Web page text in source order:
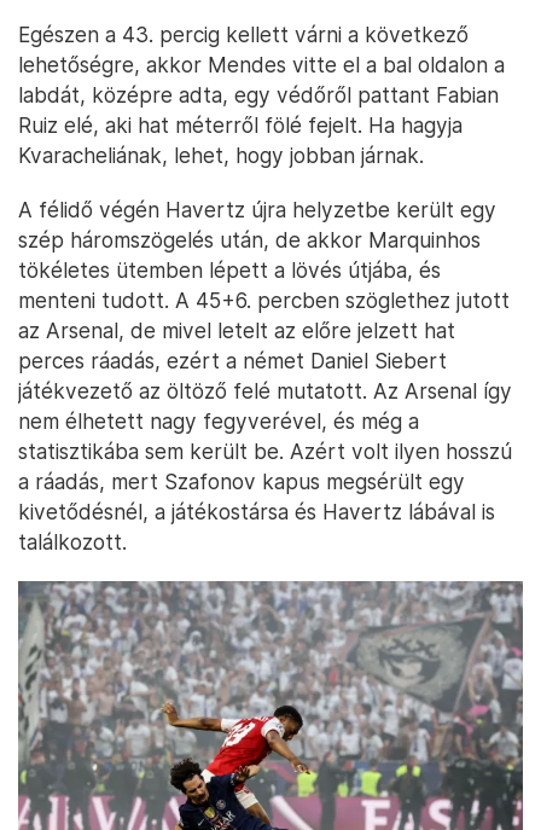
Egészen a 43. percig kellett várni a következő
lehetőségre, akkor Mendes vitte el a bal oldalon a
labdát, középre adta, egy védőről pattant Fabian
Ruiz elé, aki hat méterről fölé fejelt. Ha hagyja
Kvaracheliának, lehet, hogy jobban járnak.
A félidő végén Havertz újra helyzetbe került egy
szép háromszögelés után, de akkor Marquinhos
tökéletes ütemben lépett a lövés útjába, és
menteni tudott. A 45+6. percben szöglethez jutott
az Arsenal, de mivel letelt az előre jelzett hat
perces ráadás, ezért a német Daniel Siebert
játékvezető az öltöző felé mutatott. Az Arsenal így
nem élhetett nagy fegyverével, és még a
statisztikába sem került be. Azért volt ilyen hosszú
a ráadás, mert Szafonov kapus megsérült egy
kivetődésnél, a játékostársa és Havertz lábával is
találkozott.